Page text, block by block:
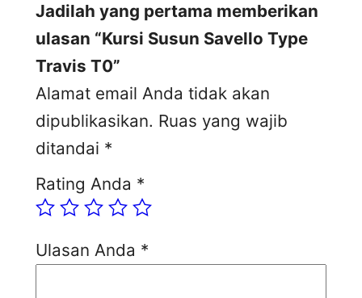
Jadilah yang pertama memberikan
ulasan “Kursi Susun Savello Type
Travis T0”
Alamat email Anda tidak akan
dipublikasikan. Ruas yang wajib
ditandai *
Rating Anda *
Ulasan Anda *